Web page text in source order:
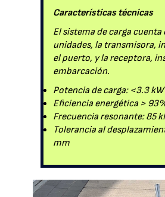
Características técnicas
El sistema de carga cuenta
unidades, la transmisora,
el puerto, y la receptora,
embarcación.
Potencia de carga: <3.3 kW
Eficiencia energética >
Frecuencia resonante: 85
Tolerancia al
mm